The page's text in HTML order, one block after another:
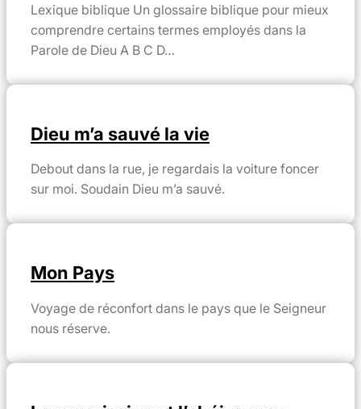
Lexique biblique Un glossaire biblique pour mieux
comprendre certains termes employés dans la
Parole de Dieu A B C D…
Dieu m’a sauvé la vie
Debout dans la rue, je regardais la voiture foncer
sur moi. Soudain Dieu m’a sauvé.
Mon Pays
Voyage de réconfort dans le pays que le Seigneur
nous réserve.